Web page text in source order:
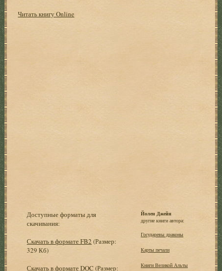
Читать книгу Online
Доступные форматы для
скачивания:
Скачать в формате FB2 (Размер:
329 Кб)
Скачать в формате DOC (Размер:
Йолен Джейн
другие книги автора:
Государевы драконы
Карты печали
Книги Великой Альты